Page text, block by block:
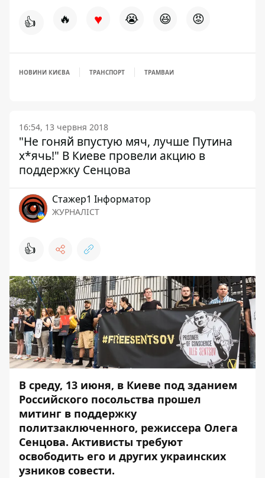
👍 🔥 ♥ 😭 😆 😡
НОВИНИ КИЄВА ТРАНСПОРТ ТРАМВАИ
16:54, 13 червня 2018
"Не гоняй впустую мяч, лучше Путина
х*ячь!" В Киеве провели акцию в
поддержку Сенцова
Стажер1 Інформатор
ЖУРНАЛІСТ
👍
В среду, 13 июня, в Киеве под зданием
Российского посольства прошел
митинг в поддержку
политзаключенного, режиссера Олега
Сенцова. Активисты требуют
освободить его и других украинских
узников совести.